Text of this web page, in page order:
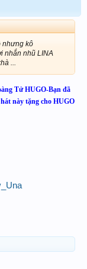
nhưng kô
nhắn nhũ LINA
...
Tử HUGO-Bạn đã
này tặng cho HUGO